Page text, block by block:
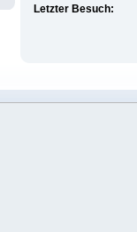
Letzter Besuch: